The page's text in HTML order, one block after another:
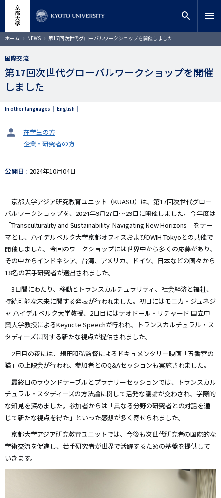
コ
ン
テ
ン
ツ
サイト内検索 search menu
ホーム NEWS 第17回次世代グローバルワークショップを開催しました
国際交流
第17回次世代グローバルワークショップを開催
しました
In other languages English
タ
ッ
ト
在学生の方
企業・研究者の方
公開日 2024年10月04日
京都大学アジア研究教育ユニット（KUASU）は、第17回次世代グロー
バルワークショップを、2024年9月27日～29日に開催しました。今年度は
「Transculturality and Sustainability: Navigating New Horizons」をテー
マとし、ハイデルベルク大学京都オフィスおよびDWIH Tokyoとの共催で
開催しました。 今回のワークショップには世界中から多くの応募があり、
その中からインドネシア、台湾、アメリカ、ドイツ、日本などの国々から
18名の若手研究者が選出されました。
3日間にわたり、移動とトランスカルチュラリティ、社会経済と福祉、
持続可能な未来に関する発表が行われました。初日にはモニカ・ジュネジ
ャ ハイデルベルク大学教授、2日目にはテオドール・リチャード 国立中
興大学教授によるKeynote Speechが行われ、トランスカルチュラル・ス
タディーズに関する新たな視点が提供されました。
2日目の夜には、想田和弘監督によるドキュメンタリー映画「五香宮の
猫」の上映会が行われ、参加者とのQ&Aセッションも実施されました。
最終日のラウンドテーブルとプラナリーセッションでは、トランスカル
チュラル・スタディーズの方法論に関して活発な議論が交わされ、学際的
な知見を深めました。参加者からは「異なる分野の研究者との対話を通
じて新たな視点を得た」といった感想が多く寄せられました。
京都大学アジア研究教育ユニットでは、今後も次世代研究者の国際的な
学術交流を促進し、若手研究者が世界で活躍するための基盤を提供して
いきます。